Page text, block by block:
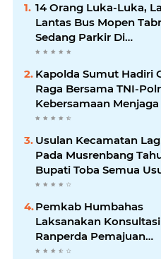
14 Orang Luka-Luka,
Lantas Bus Mopen
Sedang Parkir Di
Siborongborong
Kapolda Sumut Hadiri
Raga Bersama TNI-
Kebersamaan Menjaga
Usulan Kecamatan
Pada Musrenbang
Bupati Toba Semua Usulan
Harus Mendukung
Pertumbuhan
Pemkab Humbahas
Laksanakan
Ranperda Pemajuan
Kebudayaan Daerah